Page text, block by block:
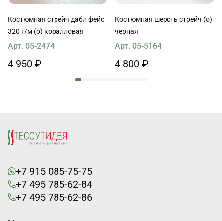
Костюмная стрейч дабл фейс
320 г/м (о) коралловая
Арт. 05-2474
4 950 ₽
Костюмная шерсть стрейч (о)
черная
Арт. 05-5164
4 800 ₽
+7 915 085-75-75
+7 495 785-62-84
+7 495 785-62-86